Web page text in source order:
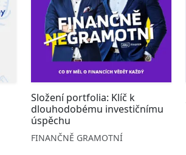
Složení portfolia: Klíč k
dlouhodobému investičnímu
úspěchu
FINANČNĚ GRAMOTNÍ